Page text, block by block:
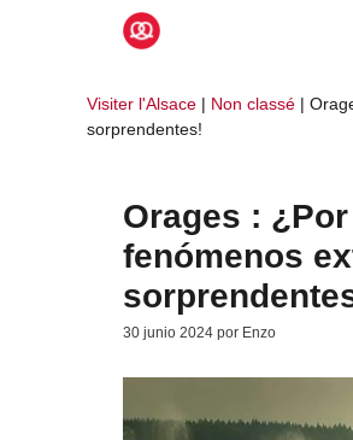
Visiter l'Alsace | Non classé |
sorprendentes!
Orages :
fenómenos
30 junio 2024 por Enzo